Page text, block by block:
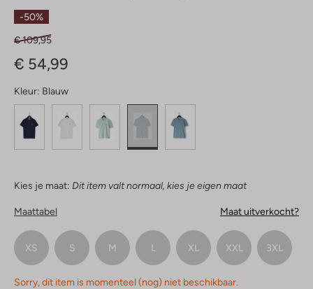
-50%
€ 109,95
€ 54,99
Kleur: Blauw
Kies je maat: Dit item valt normaal, kies je eigen maat
Maattabel Maat uitverkocht?
XS S M L XL XXL 3XL
Sorry, dit item is momenteel (nog) niet beschikbaar.